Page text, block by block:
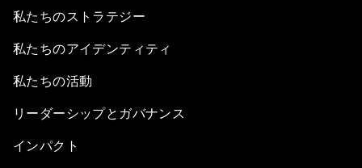
私たちのストラテジー
私たちのアイデンティティ
私たちの活動
リーダーシップとガバナンス
インパクト